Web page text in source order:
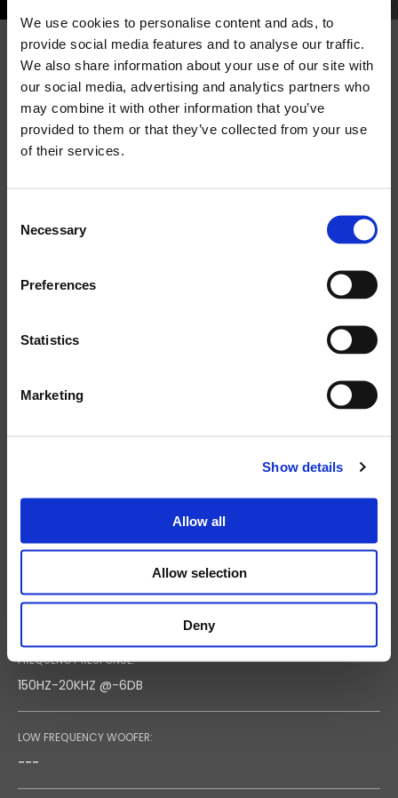
We use cookies to personalise content and ads, to
provide social media features and to analyse our traffic.
We also share information about your use of our site with
our social media, advertising and analytics partners who
may combine it with other information that you’ve
provided to them or that they’ve collected from your use
of their services.
Selection
Necessary
Preferences
Statistics
Marketing
Show details
Allow all
Allow selection
Deny
Cerca
prodotti:
SPECIFICHE
TECNICHE
41807 (BLACK) / 41824 (WHITE)
SHORT TERM POWER:
16 OHM
FREQUENCY RESPONSE:
150HZ-20KHZ @-6DB
LOW FREQUENCY WOOFER:
---